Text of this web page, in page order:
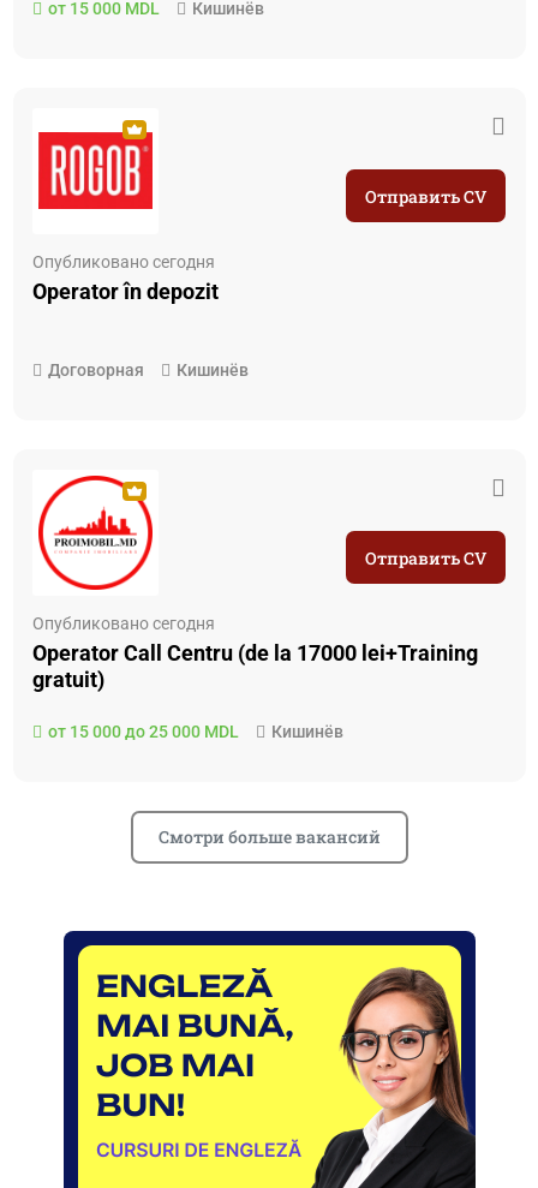
от 15 000 MDL Кишинёв
Опубликовано сегодня
Operator în depozit
Договорная Кишинёв
Отправить CV
Опубликовано сегодня
Operator Call Centru (de la 17000 lei+Training
gratuit)
от 15 000 до 25 000 MDL Кишинёв
Отправить CV
Смотри больше вакансий